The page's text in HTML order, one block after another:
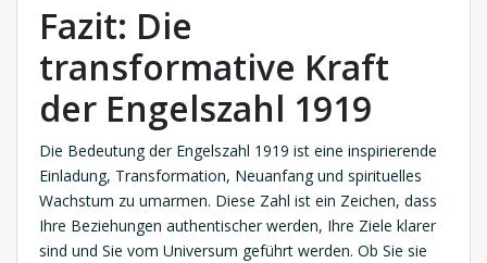
Fazit: Die
transformative Kraft
der Engelszahl 1919
Die Bedeutung der Engelszahl 1919 ist eine inspirierende
Einladung, Transformation, Neuanfang und spirituelles
Wachstum zu umarmen. Diese Zahl ist ein Zeichen, dass
Ihre Beziehungen authentischer werden, Ihre Ziele klarer
sind und Sie vom Universum geführt werden. Ob Sie sie